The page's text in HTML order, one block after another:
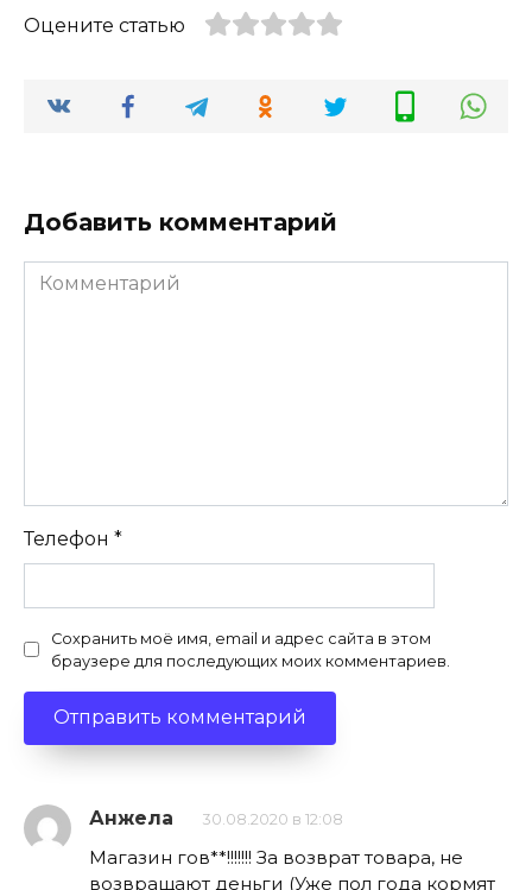
Оцените статью
Добавить комментарий
Комментарий
Телефон *
Сохранить моё имя, email и адрес сайта в этом
браузере для последующих моих комментариев.
Анжела 30.08.2020 в 12:08
Магазин гов**!!!!!!! За возврат товара, не
возвращают деньги (Уже пол года кормят